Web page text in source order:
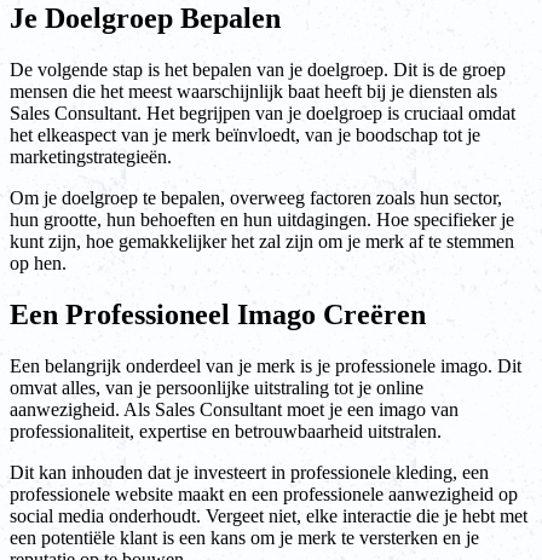
Je Doelgroep Bepalen
De volgende stap is het bepalen van je doelgroep. Dit is de groep
mensen die het meest waarschijnlijk baat heeft bij je diensten als
Sales Consultant. Het begrijpen van je doelgroep is cruciaal omdat
het elkeaspect van je merk beïnvloedt, van je boodschap tot je
marketingstrategieën.
Om je doelgroep te bepalen, overweeg factoren zoals hun sector,
hun grootte, hun behoeften en hun uitdagingen. Hoe specifieker je
kunt zijn, hoe gemakkelijker het zal zijn om je merk af te stemmen
op hen.
Een Professioneel Imago Creëren
Een belangrijk onderdeel van je merk is je professionele imago. Dit
omvat alles, van je persoonlijke uitstraling tot je online
aanwezigheid. Als Sales Consultant moet je een imago van
professionaliteit, expertise en betrouwbaarheid uitstralen.
Dit kan inhouden dat je investeert in professionele kleding, een
professionele website maakt en een professionele aanwezigheid op
social media onderhoudt. Vergeet niet, elke interactie die je hebt met
een potentiële klant is een kans om je merk te versterken en je